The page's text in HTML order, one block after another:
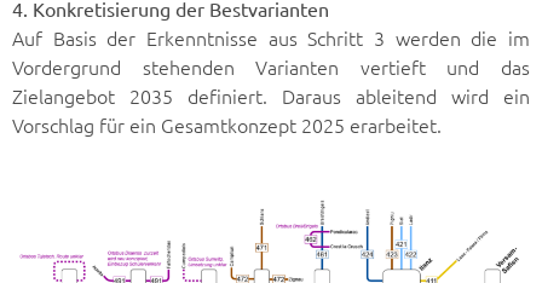
4. Konkretisierung der Bestvarianten
Auf Basis der Erkenntnisse aus Schritt 3 werden die im
Vordergrund stehenden Varianten vertieft und das
Zielangebot 2035 definiert. Daraus ableitend wird ein
Vorschlag für ein Gesamtkonzept 2025 erarbeitet.